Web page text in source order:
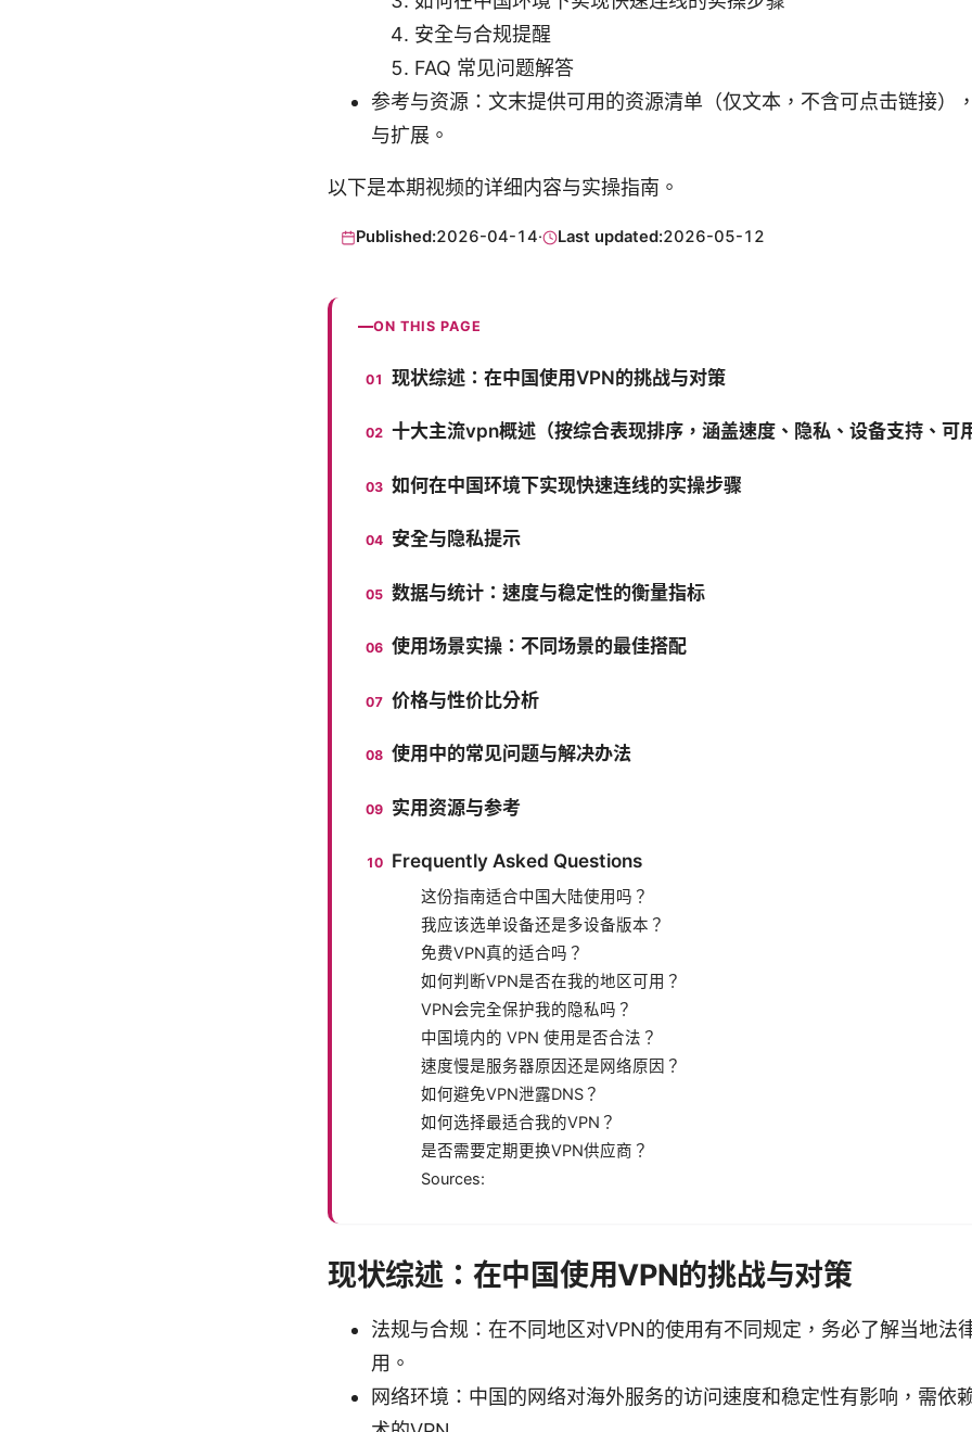
安全与合规提醒
FAQ 常见问题解答
参考与资源：文末提供可用的资源清单（仅文本，不含可点击链接）
与扩展。
以下是本期视频的详细内容与实操指南。
Published:2026-04-14· Last updated:2026-05-12
ON THIS PAGE
现状综述：在中国使用VPN的挑战与对策
十大主流vpn概述（按综合表现排序，涵盖速度、隐私、设备支持、可用
如何在中国环境下实现快速连线的实操步骤
安全与隐私提示
数据与统计：速度与稳定性的衡量指标
使用场景实操：不同场景的最佳搭配
价格与性价比分析
使用中的常见问题与解决办法
实用资源与参考
Frequently Asked Questions
这份指南适合中国大陆使用吗？
我应该选单设备还是多设备版本？
免费VPN真的适合吗？
如何判断VPN是否在我的地区可用？
VPN会完全保护我的隐私吗？
中国境内的 VPN 使用是否合法？
速度慢是服务器原因还是网络原因？
如何避免VPN泄露DNS？
如何选择最适合我的VPN？
是否需要定期更换VPN供应商？
Sources:
现状综述：在中国使用VPN的挑战与对策
法规与合规：在不同地区对VPN的使用有不同规定，务必了解当地法
用。
网络环境：中国的网络对海外服务的访问速度和稳定性有影响，需依